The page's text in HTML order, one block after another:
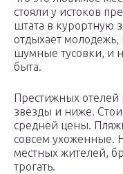
стояли у истоков
штата в курортную
отдыхает
шумные тусовки, и
быта.
Престижных отелей
звезды и ниже.
средней цены.
совсем ухоженные.
местных жителей,
трогать.